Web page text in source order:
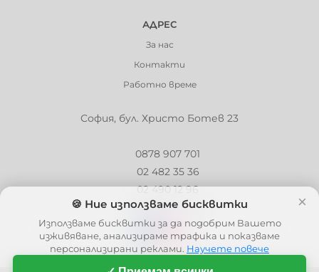
АДРЕС
За нас
Контакти
Работно време
София, бул. Христо Ботев 23
0878 907 701
02 482 35 36
02 490 12 96
info@barbaron.bg
×
🍪 Ние използваме бисквитки
Използваме бисквитки за да подобрим Вашето
изживяване, анализираме трафика и показваме
персонализирани реклами. Научете повече